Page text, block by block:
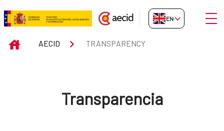
Skip to Main Content
Transparency
EN-GB
INICIOAECID TRANSPARENCY
Transparencia